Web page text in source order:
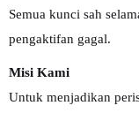
Semua kunci sah
pengaktifan gagal.
Misi Kami
Untuk menjadikan